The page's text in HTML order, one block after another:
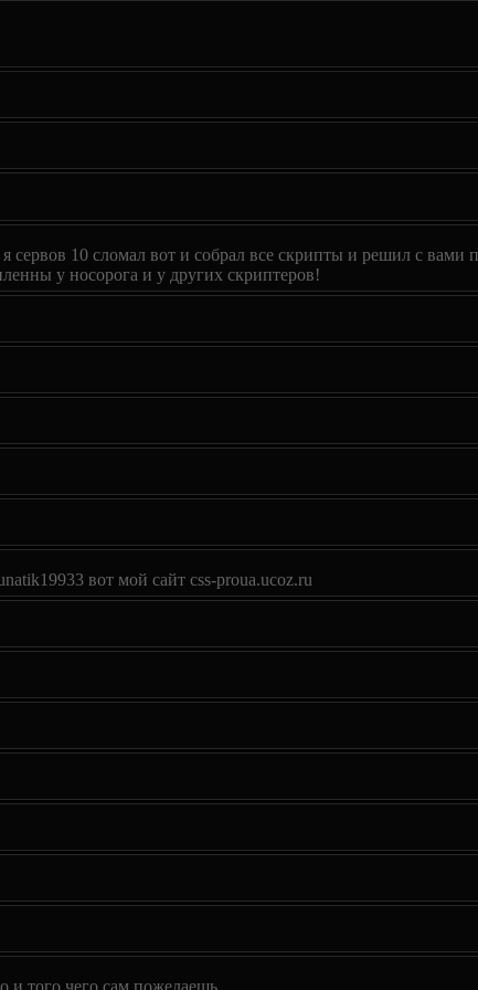
10 сломал вот и собрал все скрипты и решил с вами
у носорога и у других скриптеров!
вот мой сайт css-proua.ucoz.ru